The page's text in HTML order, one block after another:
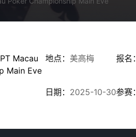
Macau
Main Eve
地点： 美高梅
日期： 2025-10-30
报名：
参赛：